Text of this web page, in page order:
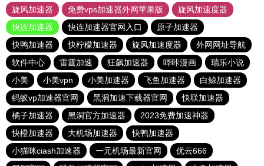
旋风加速器
免费vps加速器外网苹果版
旋风加速度器
快连加速器
快连加速器官网入口
原子加速器
快鸭加速器
快柠檬加速器 旋风加速度器
外网网址导航
软件中心
雷霆加速 狂飙加速器 哔咔漫画
瑞乐小说
小美
小美vpn 小美加速器 飞鱼加速器
白鲸加速器
蚂蚁vp加速器官网
黑洞加速下载器官网
快联加速器
橘子加速器
黑洞官方加速器
2023免费加速神器
快橙加速器
大机场加速器
快鸭加速器
小猫咪ciash加速器
一元机场最新官网
优云666